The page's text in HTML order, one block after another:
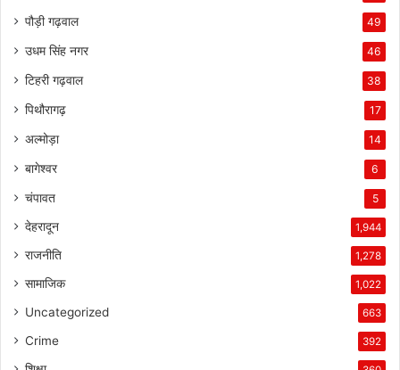
पौड़ी गढ़वाल 49
उधम सिंह नगर 46
टिहरी गढ़वाल 38
पिथौरागढ़ 17
अल्मोड़ा 14
बागेश्वर 6
चंपावत 5
देहरादून 1,944
राजनीति 1,278
सामाजिक 1,022
Uncategorized 663
Crime 392